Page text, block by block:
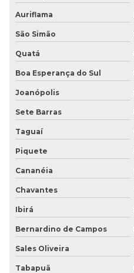
Auriflama
São Simão
Quatá
Boa Esperança do Sul
Joanópolis
Sete Barras
Taguaí
Piquete
Cananéia
Chavantes
Ibirá
Bernardino de Campos
Sales Oliveira
Tabapuã